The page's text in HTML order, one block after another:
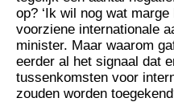
op? ‘Ik wil nog wat
voorziene internationale
minister. Maar waarom
eerder al het signaal dat
tussenkomsten voor
zouden worden